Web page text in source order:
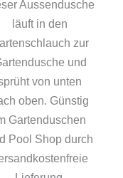
Aussendusche
läuft in den
zur
und
von unten
oben. Günstig
Gartenduschen
Pool Shop durch